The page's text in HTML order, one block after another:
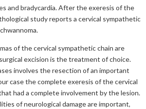
and bradycardia. After the exeresis of the
study reports a cervical sympathetic
of the cervical sympathetic chain are
excision is the treatment of choice.
involves the resection of an important
case the complete exeresis of the cervical
had a complete involvement by the lesion.
of neurological damage are important,